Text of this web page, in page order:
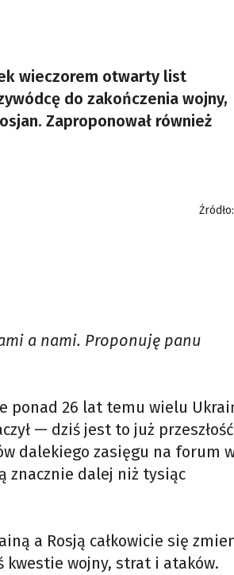
wieczorem otwarty list
do zakończenia wojny,
Zaproponował również
a nami. Proponuję panu
ponad 26 lat temu wielu
— dziś jest to już
dalekiego zasięgu na forum
znacznie dalej niż tysiąc
a Rosją całkowicie się
kwestie wojny, strat i ataków.